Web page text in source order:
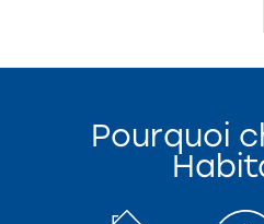
Pourquoi